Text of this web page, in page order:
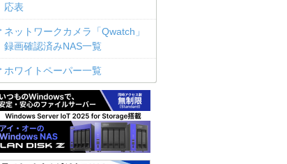
応表
ネットワークカメラ「Qwatch」
録画確認済みNAS一覧
ホワイトペーパー一覧